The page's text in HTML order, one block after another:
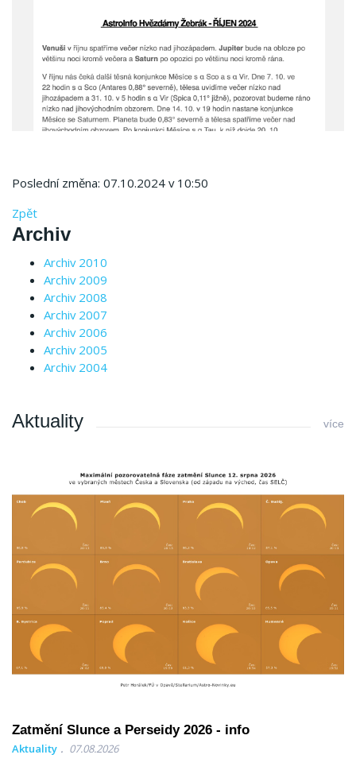
Poslední změna: 07.10.2024 v 10:50
Zpět
Archiv
Archiv 2010
Archiv 2009
Archiv 2008
Archiv 2007
Archiv 2006
Archiv 2005
Archiv 2004
Aktuality více
Zatmění Slunce a Perseidy 2026 - info
Aktuality 07.08.2026